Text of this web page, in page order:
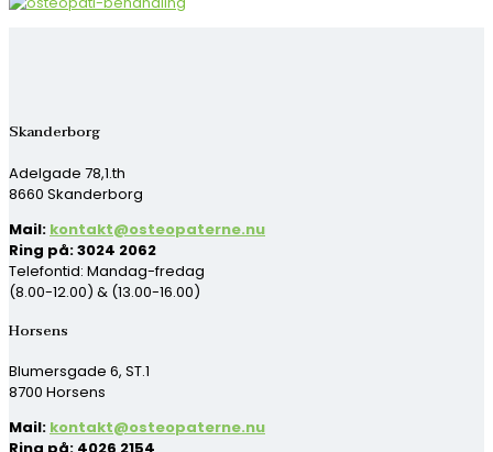
Skanderborg
Adelgade 78,1.th
8660 Skanderborg
Mail: kontakt@osteopaterne.nu
Ring på: 3024 2062
Telefontid: Mandag-fredag
(8.00-12.00) & (13.00-16.00)
Horsens
Blumersgade 6, ST.1
8700 Horsens
Mail: kontakt@osteopaterne.nu